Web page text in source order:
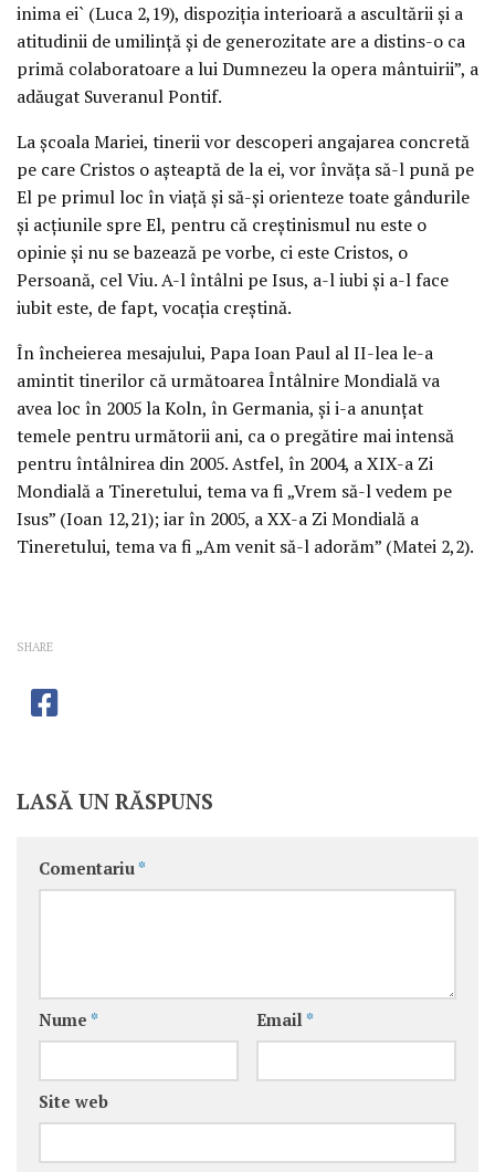
inima ei` (Luca 2,19), dispoziţia interioară a ascultării şi a
atitudinii de umilinţă şi de generozitate are a distins-o ca
primă colaboratoare a lui Dumnezeu la opera mântuirii”, a
adăugat Suveranul Pontif.
La şcoala Mariei, tinerii vor descoperi angajarea concretă
pe care Cristos o aşteaptă de la ei, vor învăţa să-l pună pe
El pe primul loc în viaţă şi să-şi orienteze toate gândurile
şi acţiunile spre El, pentru că creştinismul nu este o
opinie şi nu se bazează pe vorbe, ci este Cristos, o
Persoană, cel Viu. A-l întâlni pe Isus, a-l iubi şi a-l face
iubit este, de fapt, vocaţia creştină.
În încheierea mesajului, Papa Ioan Paul al II-lea le-a
amintit tinerilor că următoarea Întâlnire Mondială va
avea loc în 2005 la Koln, în Germania, şi i-a anunţat
temele pentru următorii ani, ca o pregătire mai intensă
pentru întâlnirea din 2005. Astfel, în 2004, a XIX-a Zi
Mondială a Tineretului, tema va fi „Vrem să-l vedem pe
Isus” (Ioan 12,21); iar în 2005, a XX-a Zi Mondială a
Tineretului, tema va fi „Am venit să-l adorăm” (Matei 2,2).
SHARE
LASĂ UN RĂSPUNS
Comentariu *
Nume * Email *
Site web